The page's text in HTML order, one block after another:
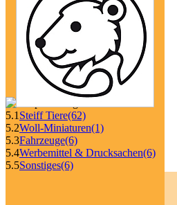
5.1 Steiff Tiere(62)
5.2Woll-Miniaturen(1)
5.3Fahrzeuge(6)
5.4Werbemittel & Drucksachen(6)
5.5Sonstiges(6)